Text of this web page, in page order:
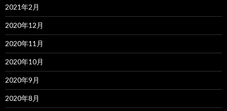
2021年2月
2020年12月
2020年11月
2020年10月
2020年9月
2020年8月